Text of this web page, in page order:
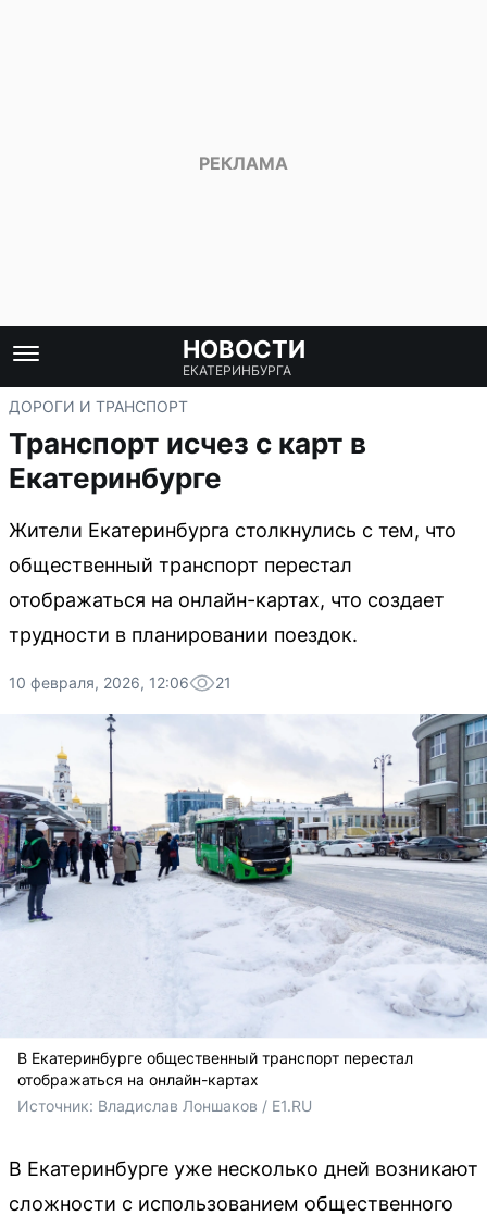
НОВОСТИ
ЕКАТЕРИНБУРГА
ДОРОГИ И ТРАНСПОРТ
Транспорт исчез с карт в
Екатеринбурге
Жители Екатеринбурга столкнулись с тем, что
общественный транспорт перестал
отображаться на онлайн-картах, что создает
трудности в планировании поездок.
10 февраля, 2026, 12:06 21
В Екатеринбурге общественный транспорт перестал
отображаться на онлайн-картах
Источник: Владислав Лоншаков / E1.RU
В Екатеринбурге уже несколько дней возникают
сложности с использованием общественного